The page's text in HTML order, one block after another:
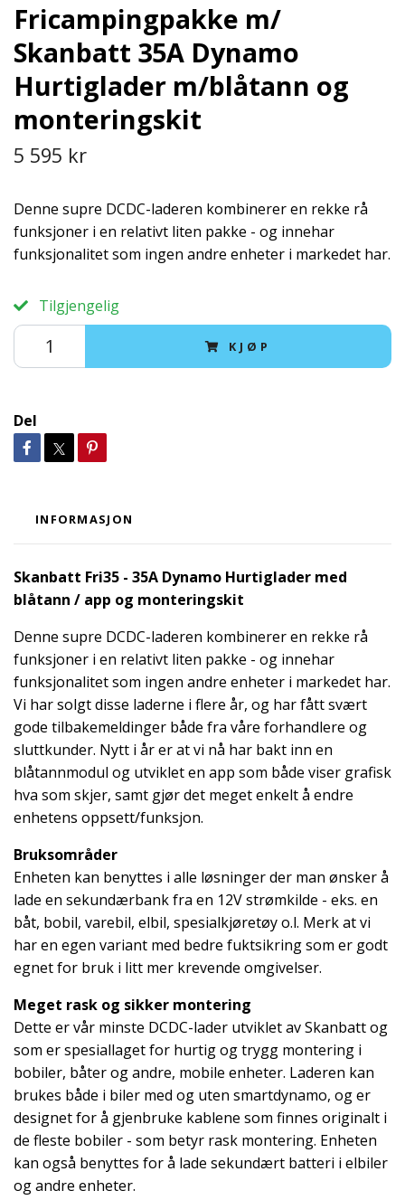
Fricampingpakke m/
Skanbatt 35A Dynamo
Hurtiglader m/blåtann og
monteringskit
5 595 kr
Denne supre DCDC-laderen kombinerer en rekke rå
funksjoner i en relativt liten pakke - og innehar
funksjonalitet som ingen andre enheter i markedet har.
Tilgjengelig
KJØP
Del
INFORMASJON
Skanbatt Fri35 - 35A Dynamo Hurtiglader med
blåtann / app og monteringskit
Denne supre DCDC-laderen kombinerer en rekke rå
funksjoner i en relativt liten pakke - og innehar
funksjonalitet som ingen andre enheter i markedet har.
Vi har solgt disse laderne i flere år, og har fått svært
gode tilbakemeldinger både fra våre forhandlere og
sluttkunder. Nytt i år er at vi nå har bakt inn en
blåtannmodul og utviklet en app som både viser grafisk
hva som skjer, samt gjør det meget enkelt å endre
enhetens oppsett/funksjon.
Bruksområder
Enheten kan benyttes i alle løsninger der man ønsker å
lade en sekundærbank fra en 12V strømkilde - eks. en
båt, bobil, varebil, elbil, spesialkjøretøy o.l. Merk at vi
har en egen variant med bedre fuktsikring som er godt
egnet for bruk i litt mer krevende omgivelser.
Meget rask og sikker montering
Dette er vår minste DCDC-lader utviklet av Skanbatt og
som er spesiallaget for hurtig og trygg montering i
bobiler, båter og andre, mobile enheter. Laderen kan
brukes både i biler med og uten smartdynamo, og er
designet for å gjenbruke kablene som finnes originalt i
de fleste bobiler - som betyr rask montering. Enheten
kan også benyttes for å lade sekundært batteri i elbiler
og andre enheter.